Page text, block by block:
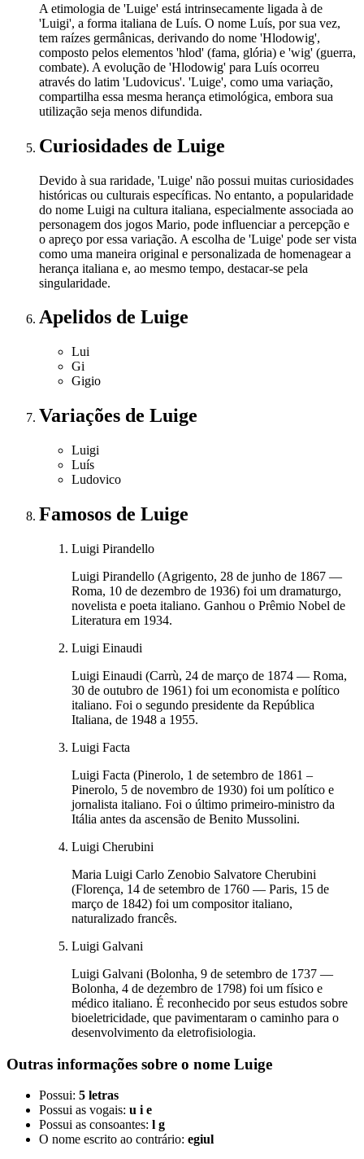
A etimologia de 'Luige' está intrinsecamente ligada à de
'Luigi', a forma italiana de Luís. O nome Luís, por sua vez,
tem raízes germânicas, derivando do nome 'Hlodowig',
composto pelos elementos 'hlod' (fama, glória) e 'wig' (guerra,
combate). A evolução de 'Hlodowig' para Luís ocorreu
através do latim 'Ludovicus'. 'Luige', como uma variação,
compartilha essa mesma herança etimológica, embora sua
utilização seja menos difundida.
Curiosidades de Luige
Devido à sua raridade, 'Luige' não possui muitas curiosidades
históricas ou culturais específicas. No entanto, a popularidade
do nome Luigi na cultura italiana, especialmente associada ao
personagem dos jogos Mario, pode influenciar a percepção e
o apreço por essa variação. A escolha de 'Luige' pode ser vista
como uma maneira original e personalizada de homenagear a
herança italiana e, ao mesmo tempo, destacar-se pela
singularidade.
Apelidos de Luige
Lui
Gi
Gigio
Variações de Luige
Luigi
Luís
Ludovico
Famosos de Luige
Luigi Pirandello
Luigi Pirandello (Agrigento, 28 de junho de 1867 —
Roma, 10 de dezembro de 1936) foi um dramaturgo,
novelista e poeta italiano. Ganhou o Prêmio Nobel de
Literatura em 1934.
Luigi Einaudi
Luigi Einaudi (Carrù, 24 de março de 1874 — Roma,
30 de outubro de 1961) foi um economista e político
italiano. Foi o segundo presidente da República
Italiana, de 1948 a 1955.
Luigi Facta
Luigi Facta (Pinerolo, 1 de setembro de 1861 –
Pinerolo, 5 de novembro de 1930) foi um político e
jornalista italiano. Foi o último primeiro-ministro da
Itália antes da ascensão de Benito Mussolini.
Luigi Cherubini
Maria Luigi Carlo Zenobio Salvatore Cherubini
(Florença, 14 de setembro de 1760 — Paris, 15 de
março de 1842) foi um compositor italiano,
naturalizado francês.
Luigi Galvani
Luigi Galvani (Bolonha, 9 de setembro de 1737 —
Bolonha, 4 de dezembro de 1798) foi um físico e
médico italiano. É reconhecido por seus estudos sobre
bioeletricidade, que pavimentaram o caminho para o
desenvolvimento da eletrofisiologia.
Outras informações sobre o nome Luige
Possui: 5 letras
Possui as vogais: u i e
Possui as consoantes: l g
O nome escrito ao contrário: egiul